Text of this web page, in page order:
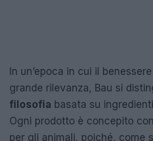
In un’epoca in cui il
grande rilevanza, Bau si
filosofia basata su
Ogni prodotto è concepito
per gli animali, poiché, come